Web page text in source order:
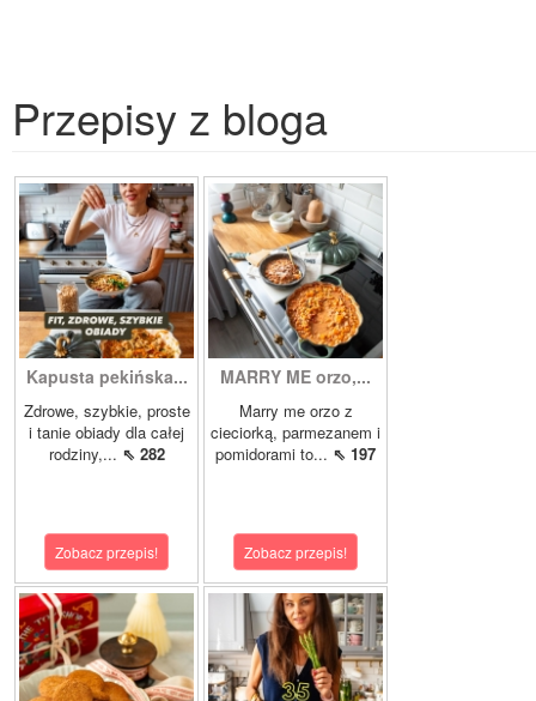
Przepisy z bloga
Kapusta pekińska...
Zdrowe, szybkie, proste
i tanie obiady dla całej
rodziny,... ⇖ 282
Zobacz przepis!
MARRY ME orzo,...
Marry me orzo z
cieciorką, parmezanem i
pomidorami to... ⇖ 197
Zobacz przepis!